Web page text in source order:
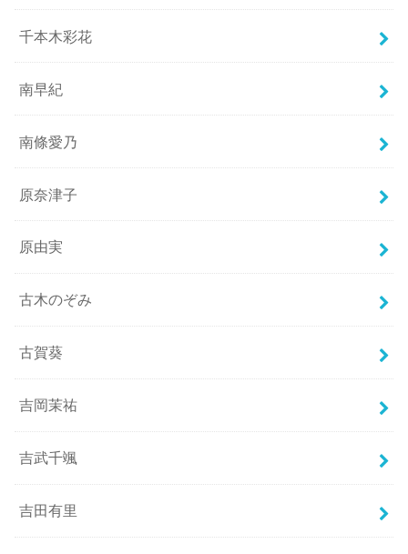
千本木彩花
南早紀
南條愛乃
原奈津子
原由実
古木のぞみ
古賀葵
吉岡茉祐
吉武千颯
吉田有里